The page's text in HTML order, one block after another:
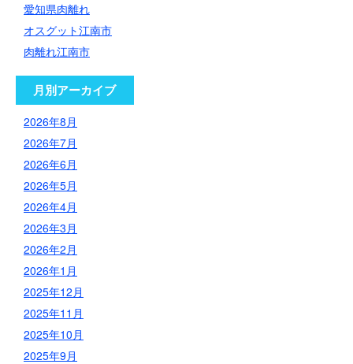
愛知県肉離れ
オスグット江南市
肉離れ江南市
月別アーカイブ
2026年8月
2026年7月
2026年6月
2026年5月
2026年4月
2026年3月
2026年2月
2026年1月
2025年12月
2025年11月
2025年10月
2025年9月